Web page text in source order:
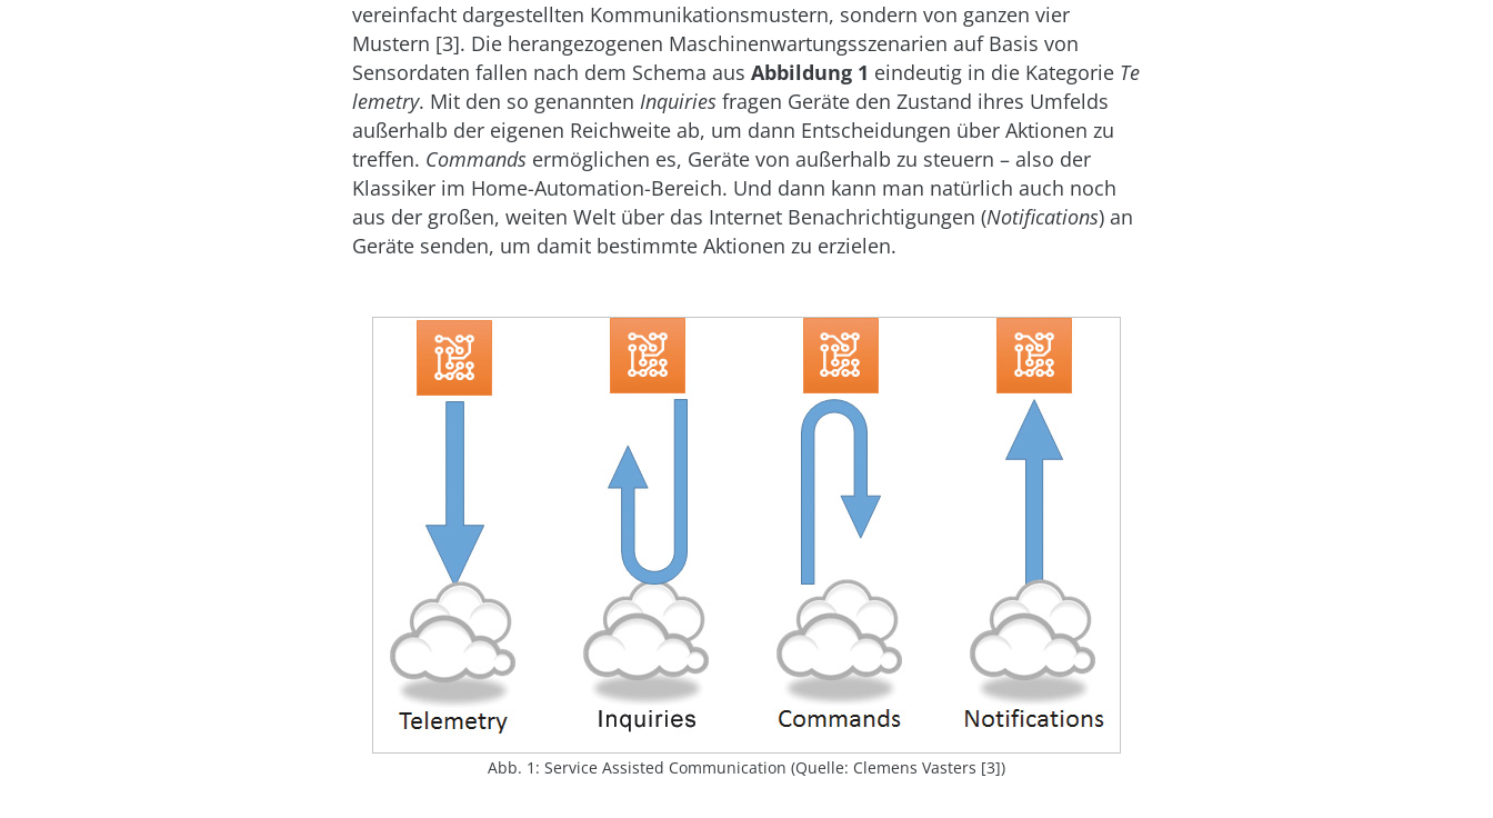
vereinfacht dargestellten Kommunikationsmustern, sondern von ganzen vier
Mustern [3]. Die herangezogenen Maschinenwartungsszenarien auf Basis von
Sensordaten fallen nach dem Schema aus Abbildung 1 eindeutig in die Kategorie Te
lemetry. Mit den so genannten Inquiries fragen Geräte den Zustand ihres Umfelds
außerhalb der eigenen Reichweite ab, um dann Entscheidungen über Aktionen zu
treffen. Commands ermöglichen es, Geräte von außerhalb zu steuern – also der
Klassiker im Home-Automation-Bereich. Und dann kann man natürlich auch noch
aus der großen, weiten Welt über das Internet Benachrichtigungen (Notifications) an
Geräte senden, um damit bestimmte Aktionen zu erzielen.
Abb. 1: Service Assisted Communication (Quelle: Clemens Vasters [3])